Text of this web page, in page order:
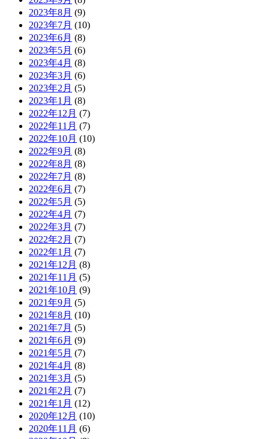
2023年8月 (9)
2023年7月 (10)
2023年6月 (8)
2023年5月 (6)
2023年4月 (8)
2023年3月 (6)
2023年2月 (5)
2023年1月 (8)
2022年12月 (7)
2022年11月 (7)
2022年10月 (10)
2022年9月 (8)
2022年8月 (8)
2022年7月 (8)
2022年6月 (7)
2022年5月 (5)
2022年4月 (7)
2022年3月 (7)
2022年2月 (7)
2022年1月 (7)
2021年12月 (8)
2021年11月 (5)
2021年10月 (9)
2021年9月 (5)
2021年8月 (10)
2021年7月 (5)
2021年6月 (9)
2021年5月 (7)
2021年4月 (8)
2021年3月 (5)
2021年2月 (7)
2021年1月 (12)
2020年12月 (10)
2020年11月 (6)